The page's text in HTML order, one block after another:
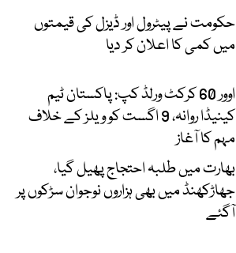
حکومت نے پیٹرول اور ڈیزل کی قیمتوں
میں کمی کا اعلان کر دیا
اوور 60 کرکٹ ورلڈ کپ: پاکستان ٹیم
کینیڈا روانہ، 9 اگست کو ویلز کے خلاف
مہم کا آغاز
بھارت میں طلبہ احتجاج پھیل گیا،
جھاڑکھنڈ میں بھی ہزاروں نوجوان سڑکوں پر
آگئے